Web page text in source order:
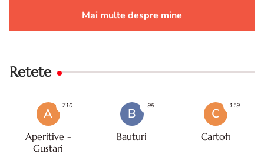
Mai multe despre mine
Retete
A
Aperitive -
Gustari
710
B
Bauturi
95
C
Cartofi
119